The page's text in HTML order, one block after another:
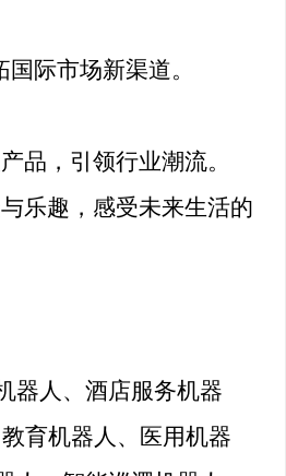
际市场新渠道。
品，引领行业潮流。
乐趣，感受未来生活的
器人、酒店服务机器
育机器人、医用机器